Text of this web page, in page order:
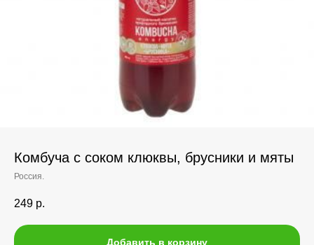
Комбуча с соком клюквы, брусники и мяты
Россия.
249 р.
Добавить в корзину